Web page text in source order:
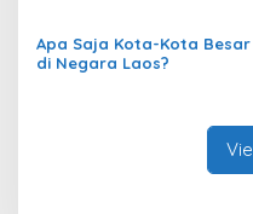
Apa Saja Kota-Kota Besar
di Negara Laos?